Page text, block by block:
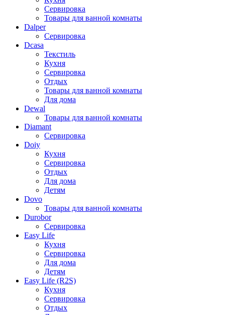
Сервировка
Товары для ванной комнаты
Dalper
Сервировка
Dcasa
Текстиль
Кухня
Сервировка
Отдых
Товары для ванной комнаты
Для дома
Dewal
Товары для ванной комнаты
Diamant
Сервировка
Doiy
Кухня
Сервировка
Отдых
Для дома
Детям
Dovo
Товары для ванной комнаты
Durobor
Сервировка
Easy Life
Кухня
Сервировка
Для дома
Детям
Easy Life (R2S)
Кухня
Сервировка
Отдых